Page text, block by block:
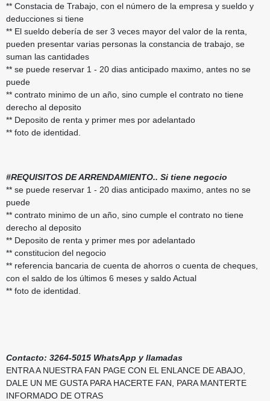
** Constacia de Trabajo, con el número de la empresa y sueldo y
deducciones si tiene
** El sueldo debería de ser 3 veces mayor del valor de la renta,
pueden presentar varias personas la constancia de trabajo, se
suman las cantidades
** se puede reservar 1 - 20 dias anticipado maximo, antes no se
puede
** contrato minimo de un año, sino cumple el contrato no tiene
derecho al deposito
** Deposito de renta y primer mes por adelantado
** foto de identidad.
#REQUISITOS DE ARRENDAMIENTO.. Si tiene negocio
** se puede reservar 1 - 20 dias anticipado maximo, antes no se
puede
** contrato minimo de un año, sino cumple el contrato no tiene
derecho al deposito
** Deposito de renta y primer mes por adelantado
** constitucion del negocio
** referencia bancaria de cuenta de ahorros o cuenta de cheques,
con el saldo de los últimos 6 meses y saldo Actual
** foto de identidad.
Contacto: 3264-5015 WhatsApp y llamadas
ENTRA A NUESTRA FAN PAGE CON EL ENLANCE DE ABAJO,
DALE UN ME GUSTA PARA HACERTE FAN, PARA MANTERTE
INFORMADO DE OTRAS